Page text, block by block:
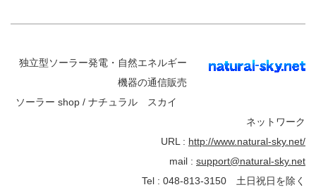
独立型ソーラー発電・自然エネルギー
機器の通信販売
ソーラー shop / ナチュラル スカイ
ネットワーク
URL : http://www.natural-sky.net/
mail : support@natural-sky.net
Tel : 048-813-3150 土日祝日を除く